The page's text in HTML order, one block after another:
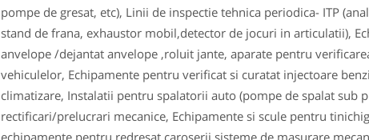
pompe de gresat, etc), Linii de inspectie tehnica periodica- ITP
stand de frana, exhaustor mobil,detector de jocuri in articulatii),
anvelope /dejantat anvelope ,roluit jante, aparate pentru
vehiculelor, Echipamente pentru verificat si curatat injectoare
climatizare, Instalatii pentru spalatorii auto (pompe de spalat sub
rectificari/prelucrari mecanice, Echipamente si scule pentru
echipamente pentru redresat caroserii,sisteme de masurare